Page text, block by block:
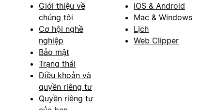
Giới thiệu về
chúng tôi
Cơ hội nghề
nghiệp
Bảo mật
Trạng thái
Điều khoản và
quyền riêng tư
Quyền riêng tư
iOS & Android
Mac & Windows
Lịch
Web Clipper